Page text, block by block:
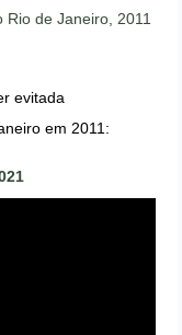
Rio de Janeiro, 2011
evitada
em 2011: